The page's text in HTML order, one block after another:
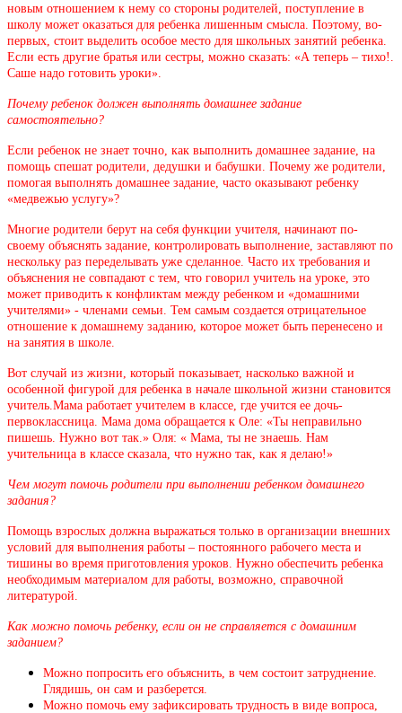
новым отношением к нему со стороны родителей, поступление в
школу может оказаться для ребенка лишенным смысла. Поэтому, во-
первых, стоит выделить особое место для школьных занятий ребенка.
Если есть другие братья или сестры, можно сказать: «А теперь – тихо!.
Саше надо готовить уроки».
Почему ребенок должен выполнять домашнее задание
самостоятельно?
Если ребенок не знает точно, как выполнить домашнее задание, на
помощь спешат родители, дедушки и бабушки. Почему же родители,
помогая выполнять домашнее задание, часто оказывают ребенку
«медвежью услугу»?
Многие родители берут на себя функции учителя, начинают по-
своему объяснять задание, контролировать выполнение, заставляют по
нескольку раз переделывать уже сделанное. Часто их требования и
объяснения не совпадают с тем, что говорил учитель на уроке, это
может приводить к конфликтам между ребенком и «домашними
учителями» - членами семьи. Тем самым создается отрицательное
отношение к домашнему заданию, которое может быть перенесено и
на занятия в школе.
Вот случай из жизни, который показывает, насколько важной и
особенной фигурой для ребенка в начале школьной жизни становится
учитель.Мама работает учителем в классе, где учится ее дочь-
первоклассница. Мама дома обращается к Оле: «Ты неправильно
пишешь. Нужно вот так.» Оля: « Мама, ты не знаешь. Нам
учительница в классе сказала, что нужно так, как я делаю!»
Чем могут помочь родители при выполнении ребенком домашнего
задания?
Помощь взрослых должна выражаться только в организации внешних
условий для выполнения работы – постоянного рабочего места и
тишины во время приготовления уроков. Нужно обеспечить ребенка
необходимым материалом для работы, возможно, справочной
литературой.
Как можно помочь ребенку, если он не справляется с домашним
заданием?
Можно попросить его объяснить, в чем состоит затруднение.
Глядишь, он сам и разберется.
Можно помочь ему зафиксировать трудность в виде вопроса,